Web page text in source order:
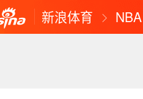
新浪体育 NBA